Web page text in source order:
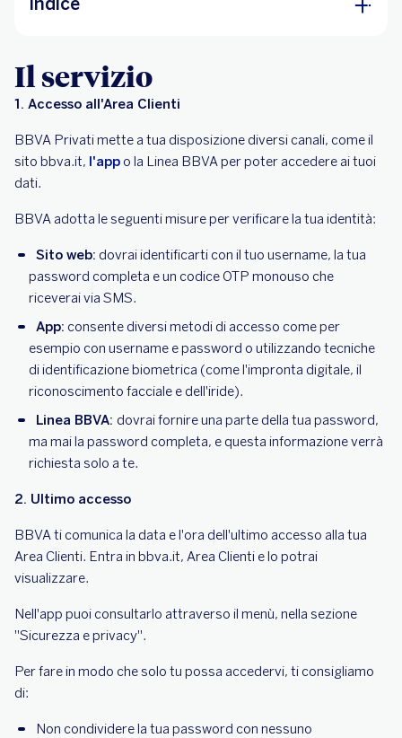
La tecnologia
Raccomandazioni per l'utente
Il servizio
1. Accesso all'Area Clienti
BBVA Privati mette a tua disposizione diversi canali, come il
sito bbva.it, l'app o la Linea BBVA per poter accedere ai tuoi
dati.
BBVA adotta le seguenti misure per verificare la tua identità:
Sito web: dovrai identificarti con il tuo username, la tua
password completa e un codice OTP monouso che
riceverai via SMS.
App: consente diversi metodi di accesso come per
esempio con username e password o utilizzando tecniche
di identificazione biometrica (come l'impronta digitale, il
riconoscimento facciale e dell'iride).
Linea BBVA: dovrai fornire una parte della tua password,
ma mai la password completa, e questa informazione verrà
richiesta solo a te.
2. Ultimo accesso
BBVA ti comunica la data e l'ora dell'ultimo accesso alla tua
Area Clienti. Entra in bbva.it, Area Clienti e lo potrai
visualizzare.
Nell'app puoi consultarlo attraverso il menù, nella sezione
"Sicurezza e privacy".
Per fare in modo che solo tu possa accedervi, ti consigliamo
di:
Non condividere la tua password con nessuno